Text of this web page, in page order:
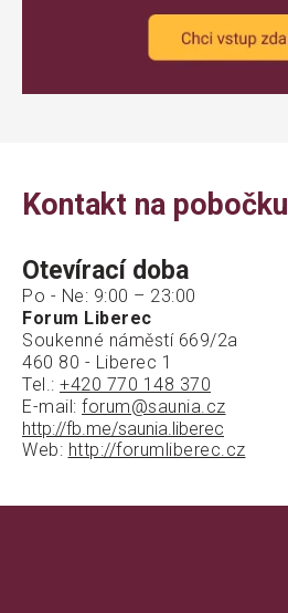
Kontakt na pobočku
Otevírací doba
Po - Ne: 9:00 – 23:00
Forum Liberec
Soukenné náměstí 669/2a
460 80 - Liberec 1
Tel.: +420 770 148 370
E-mail: forum@saunia.cz
http://fb.me/saunia.liberec
Web: http://forumliberec.cz